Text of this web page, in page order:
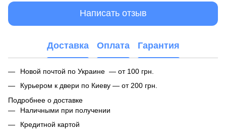
Написать отзыв
Доставка Оплата Гарантия
Новой почтой по Украине — от 100 грн.
Курьером к двери по Киеву — от 200 грн.
Подробнее о доставке
Наличными при получении
Кредитной картой